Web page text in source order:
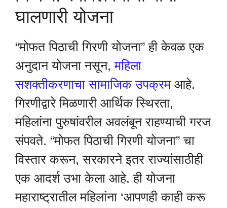
घालणारी योजना
“मोफत पिठाची गिरणी योजना” ही केवळ एक
अनुदान योजना नसून,महिला
सशक्तीकरणाचा सामाजिक उपक्रमआहे.
गिरणीद्वारे मिळणारी आर्थिक स्थिरता,
महिलांना पुरुषांवरील अवलंबून राहण्याची गरज
संपवते. “मोफत पिठाची गिरणी योजना” चा
विस्तार करून, सरकारने इतर राज्यांसाठीही
एक आदर्श उभा केला आहे. ही योजना
महाराष्ट्रातील महिलांना ‘आपणही काही करू